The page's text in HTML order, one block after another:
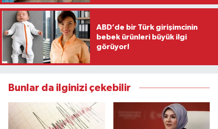
ABD’de bir Türk girişimcinin
bebek ürünleri büyük ilgi
görüyor!
Bunlar da ilginizi çekebilir